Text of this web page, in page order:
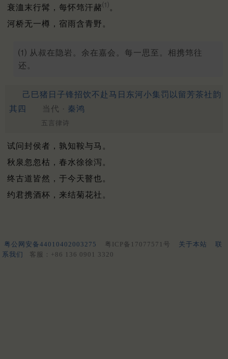
衰洫末行髯，每怀筇汗赭⑴ 。
河桥无一樽，宿雨含青野。
⑴ 从叔在隐岩。余在嘉会。每一思至。相携筇往
还。
己巳猪日子锋招饮不赴马日东河小集罚以留芳茶社韵
其四
当代 · 秦鸿
五言律诗
试问封侯者，孰知鞍与马。
秋泉忽忽枯，春水徐徐泻。
终古道皆然，于今天瞽也。
约君携酒杯，来结菊花社。
粤公网安备44010402003275 粤ICP备17077571号 关于本站
联
系我们
客服：+86 136 0901 3320